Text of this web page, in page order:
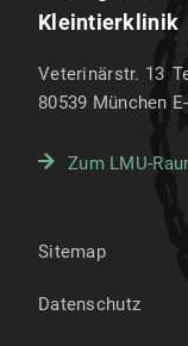
Kleintierklinik
Veterinärstr. 13
80539 München
Zum LMU-
Sitemap
Datenschutz